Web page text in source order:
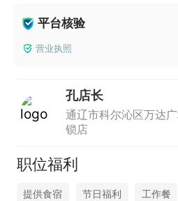
平台核验
营业执照
孔店长
通辽市科尔沁区万达
锁店
职位福利
提供食宿 节日福利 工作餐